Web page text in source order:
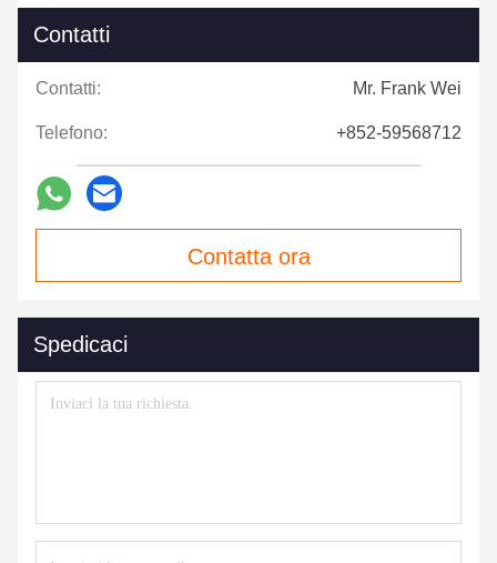
Contatti
Contatti: Mr. Frank Wei
Telefono: +852-59568712
Contatta ora
Spedicaci